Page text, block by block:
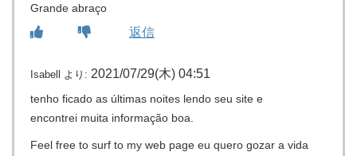
Grande abraço
返信
Isabell より: 2021/07/29(木) 04:51
tenho ficado as últimas noites lendo seu site e
encontrei muita informação boa.
Feel free to surf to my web page eu quero gozar a vida